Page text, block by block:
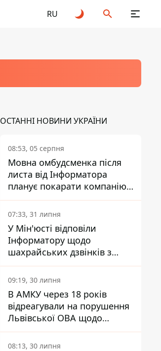
RU
ОСТАННІ НОВИНИ УКРАЇНИ
08:53, 05 серпня
Мовна омбудсменка після
листа від Інформатора
планує покарати компанію-
підрядника ПриватБанку
07:33, 31 липня
У Мін'юсті відповіли
Інформатору щодо
шахрайських дзвінків з
камери Сумського СІЗО так,
що ніхто нічого не зрозумів
09:19, 30 липня
В АМКУ через 18 років
відреагували на порушення
Львівської ОВА щодо
харчування у закладах
освіти
08:13, 30 липня